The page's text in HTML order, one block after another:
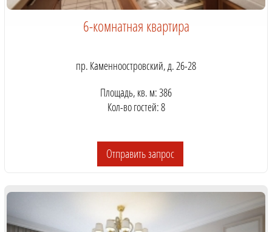
6-комнатная квартира
пр. Каменноостровский, д. 26-28
Площадь, кв. м: 386
Кол-во гостей: 8
Отправить запрос